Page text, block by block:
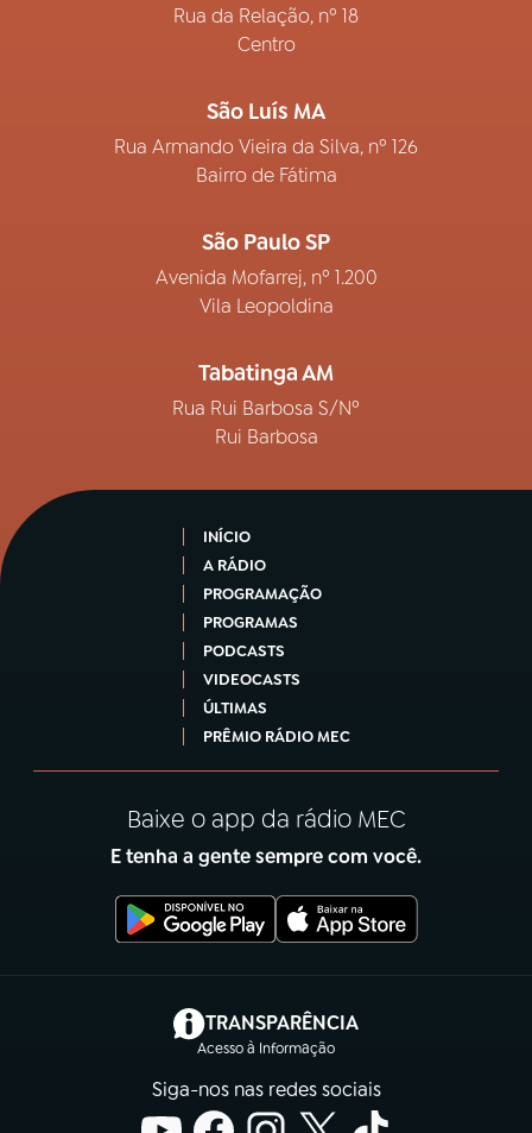
Rua da Relação, nº 18
Centro
São Luís MA
Rua Armando Vieira da Silva, nº 126
Bairro de Fátima
São Paulo SP
Avenida Mofarrej, nº 1.200
Vila Leopoldina
Tabatinga AM
Rua Rui Barbosa S/Nº
Rui Barbosa
INÍCIO
A RÁDIO
PROGRAMAÇÃO
PROGRAMAS
PODCASTS
VIDEOCASTS
ÚLTIMAS
PRÊMIO RÁDIO MEC
Baixe o app da rádio MEC
E tenha a gente sempre com você.
TRANSPARÊNCIA
Acesso à Informação
(abre em nova aba)
Siga-nos nas redes sociais